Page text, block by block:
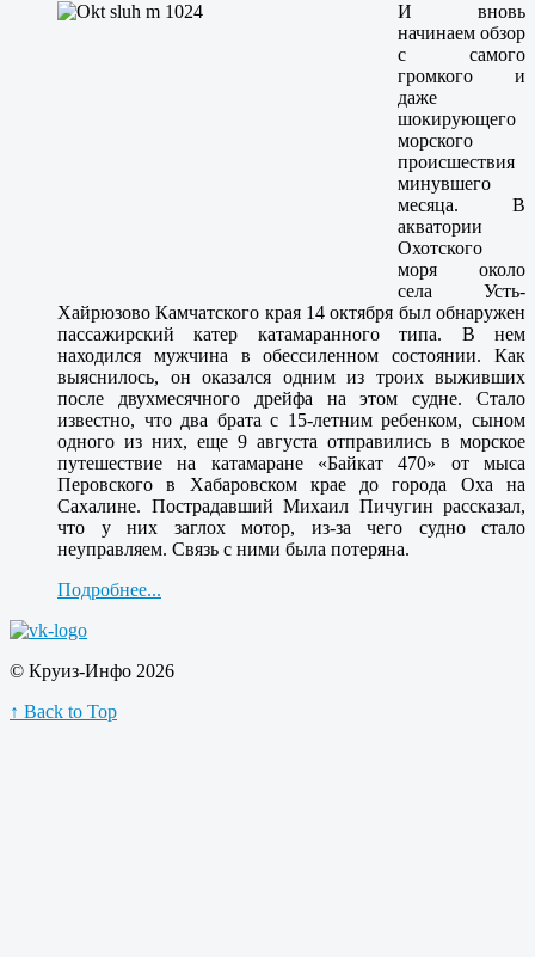
И вновь
начинаем обзор
с самого
громкого и
даже
шокирующего
морского
происшествия
минувшего
месяца. В
акватории
Охотского
моря около
села Усть-
Хайрюзово Камчатского края 14 октября был обнаружен
пассажирский катер катамаранного типа. В нем
находился мужчина в обессиленном состоянии. Как
выяснилось, он оказался одним из троих выживших
после двухмесячного дрейфа на этом судне. Стало
известно, что два брата с 15-летним ребенком, сыном
одного из них, еще 9 августа отправились в морское
путешествие на катамаране «Байкат 470» от мыса
Перовского в Хабаровском крае до города Оха на
Сахалине. Пострадавший Михаил Пичугин рассказал,
что у них заглох мотор, из-за чего судно стало
неуправляем. Связь с ними была потеряна.
Подробнее...
© Круиз-Инфо 2026
↑ Back to Top